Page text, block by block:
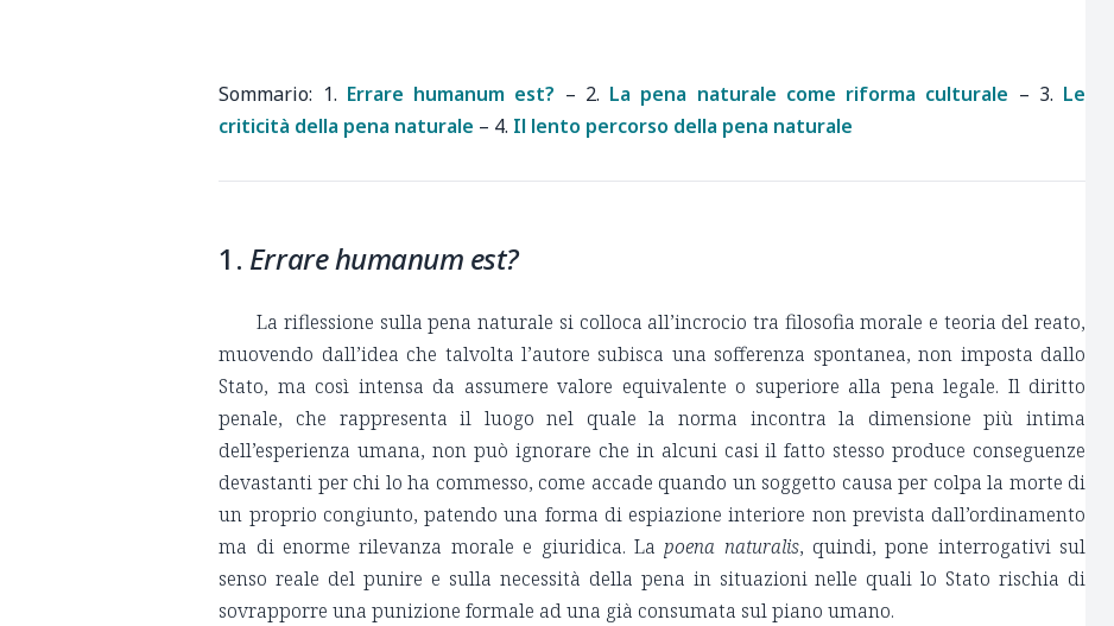
1. Errare humanum est? – 2. La pena naturale come riforma culturale – 3. Le
criticità della pena naturale – 4. Il lento percorso della pena naturale
1. Errare humanum est?
La riflessione sulla pena naturale si colloca all’incrocio tra filosofia morale e teoria del reato,
muovendo dall’idea che talvolta l’autore subisca una sofferenza spontanea, non imposta dallo
Stato, ma così intensa da assumere valore equivalente o superiore alla pena legale. Il diritto
penale, che rappresenta il luogo nel quale la norma incontra la dimensione più intima
dell’esperienza umana, non può ignorare che in alcuni casi il fatto stesso produce conseguenze
devastanti per chi lo ha commesso, come accade quando un soggetto causa per colpa la morte di
un proprio congiunto, patendo una forma di espiazione interiore non prevista dall’ordinamento
ma di enorme rilevanza morale e giuridica. Lapoena naturalis, quindi, pone interrogativi sul
senso reale del punire e sulla necessità della pena in situazioni nelle quali lo Stato rischia di
sovrapporre una punizione formale ad una già consumata sul piano umano.